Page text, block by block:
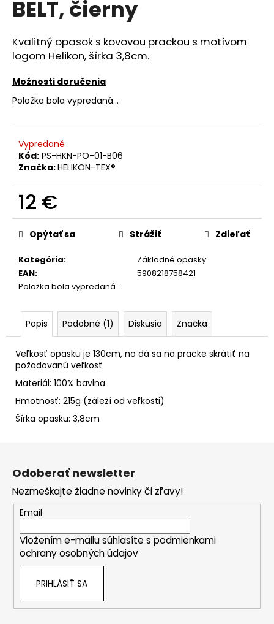
BELT, čierny
Kvalitný opasok s kovovou prackou s motívom
logom Helikon, šírka 3,8cm.
Možnosti doručenia
Položka bola vypredaná…
Vypredané
Kód: PS-HKN-PO-01-B06
Značka:HELIKON-TEX®
12 €
Jednotková
cena:
Kategória:
Základné opasky
EAN:
5908218758421
Položka bola vypredaná…
Opýtať sa Strážiť Zdieľať
Popis Podobné (1) Diskusia Značka
Veľkosť opasku je 130cm, no dá sa na pracke skrátiť na
požadovanú veľkosť
Materiál: 100% bavlna
Hmotnosť: 215g (záleží od veľkosti)
Šírka opasku: 3,8cm
á
s
ť
?
O
p
o
ú
č
a
Z
Odoberať newsletter
Nezmeškajte žiadne novinky či zľavy!
Email
Vložením e-mailu súhlasíte s podmienkami
ochrany osobných údajov
PRIHLÁSIŤ SA